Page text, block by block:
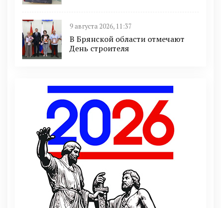
9 августа 2026, 11:37
В Брянской области отмечают
День строителя